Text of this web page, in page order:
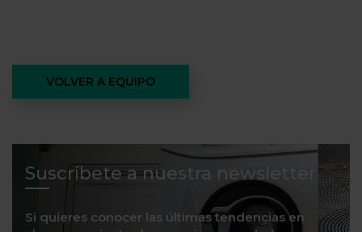
VOLVER A EQUIPO
Suscríbete a nuestra newsletter
Si quieres conocer las últimas tendencias en